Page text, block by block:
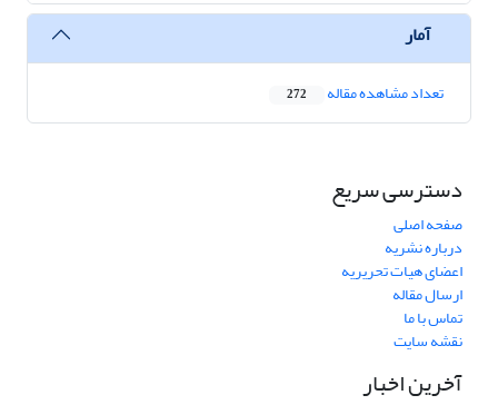
آمار
تعداد مشاهده مقاله 272
دسترسی سریع
صفحه اصلی
درباره نشریه
اعضای هیات تحریریه
ارسال مقاله
تماس با ما
نقشه سایت
آخرین اخبار